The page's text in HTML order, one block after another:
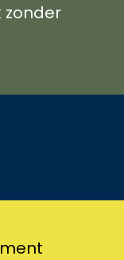
zonder